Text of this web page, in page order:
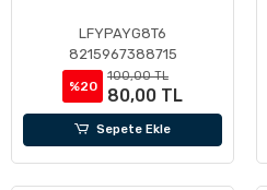
LFYPAYG8T6
8215967388715
%20
100,00 TL
80,00 TL
Sepete Ekle